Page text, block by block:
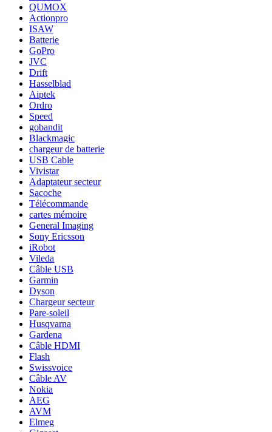
QUMOX
Actionpro
ISAW
Batterie
GoPro
JVC
Drift
Hasselblad
Aiptek
Ordro
Speed
gobandit
Blackmagic
chargeur de batterie
USB Cable
Vivistar
Adaptateur secteur
Sacoche
Télécommande
cartes mémoire
General Imaging
Sony Ericsson
iRobot
Vileda
Câble USB
Garmin
Dyson
Chargeur secteur
Pare-soleil
Husqvarna
Gardena
Câble HDMI
Flash
Swissvoice
Câble AV
Nokia
AEG
AVM
Elmeg